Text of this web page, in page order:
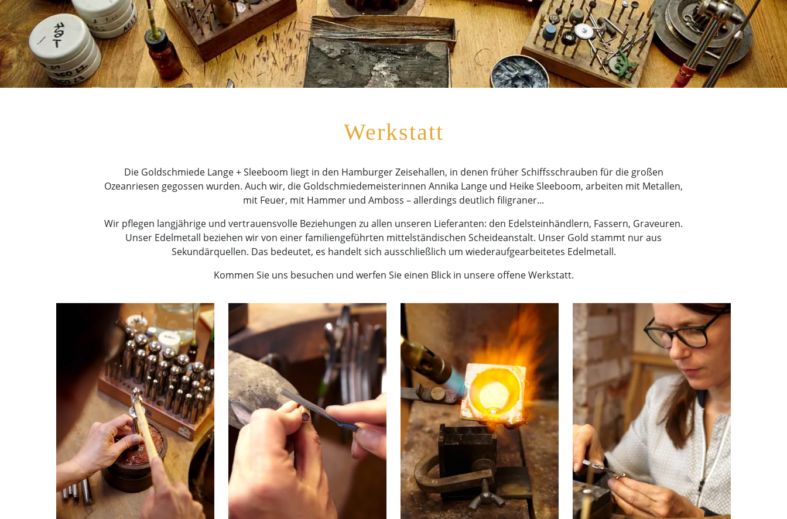
Werkstatt
Die Goldschmiede Lange + Sleeboom liegt in den Hamburger Zeisehallen, in denen früher Schiffsschrauben für die großen
Ozeanriesen gegossen wurden. Auch wir, die Goldschmiedemeisterinnen Annika Lange und Heike Sleeboom, arbeiten mit Metallen,
mit Feuer, mit Hammer und Amboss – allerdings deutlich filigraner...
Wir pflegen langjährige und vertrauensvolle Beziehungen zu allen unseren Lieferanten: den Edelsteinhändlern, Fassern, Graveuren.
Unser Edelmetall beziehen wir von einer familiengeführten mittelständischen Scheideanstalt. Unser Gold stammt nur aus
Sekundärquellen. Das bedeutet, es handelt sich ausschließlich um wiederaufgearbeitetes Edelmetall.
Kommen Sie uns besuchen und werfen Sie einen Blick in unsere offene Werkstatt.